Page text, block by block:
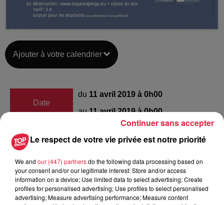
Ajouter à votre calendrier
Date
du 11 avril 2019 à 0h00
au11 avril 2019 à 0h00
Strasbourg
Boisier Barbara
Le respect de votre vie privée est notre priorité
We and our (447) partnersdo the following data processing based on
your consent and/or our legitimate interest: Store and/or access
information on a device; Use limited data to select advertising; Create
profiles for personalised advertising; Use profiles to select personalised
advertising; Measure advertising performance; Measure content
Continuer sans accepter